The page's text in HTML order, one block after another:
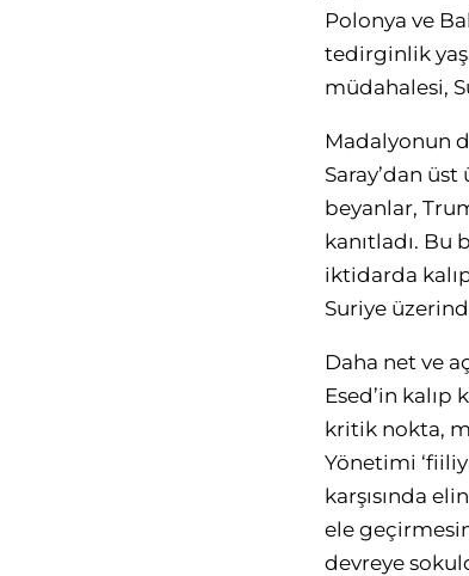
Polonya ve
tedirginlik
müdahalesi,
Madalyonun
Saray’dan
beyanlar,
kanıtladı. Bu
iktidarda
Suriye
Daha net ve
Esed’in
kritik nokta,
Yönetimi
karşısında
ele
devreye